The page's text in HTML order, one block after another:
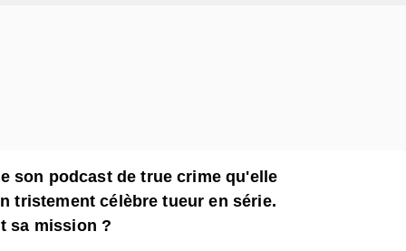
son podcast de true crime qu'elle
tristement célèbre tueur en série.
sa mission ?